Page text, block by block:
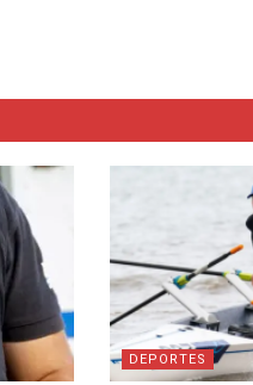
DEPORTES